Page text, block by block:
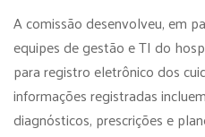
A comissão desenvolveu, em
equipes de gestão e TI do
para registro eletrônico dos
informações registradas
diagnósticos, prescrições e